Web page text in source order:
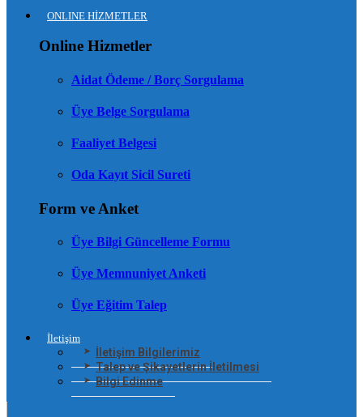
ONLINE HİZMETLER
Online Hizmetler
Aidat Ödeme / Borç Sorgulama
Üye Belge Sorgulama
Faaliyet Belgesi
Oda Kayıt Sicil Sureti
Form ve Anket
Üye Bilgi Güncelleme Formu
Üye Memnuniyet Anketi
Üye Eğitim Talep
İletişim
İletişim Bilgilerimiz
Talep ve Şikayetlerin İletilmesi
Bilgi Edinme